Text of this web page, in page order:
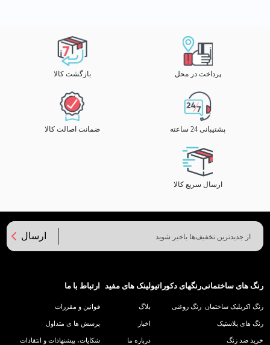
پرداخت در محل بازگشت کالا
پشتیبانی 24 ساعته ضمانت اصالت کالا
ارسال سریع کالا
ارسال
رنگ های ساختمانی
رنگ اکریلیک ساختمان
رنگ های پلاستیک
خرید ضد زنگ
رنگهای دکوراتیو
رنگ روغنی
لینک های مفید
بلاگ
اخبار
درباره ما
ارتباط با ما
قوانین و مقررات
پرسش ها ی متداول
شکایات، پیشنهادات و انتقادات